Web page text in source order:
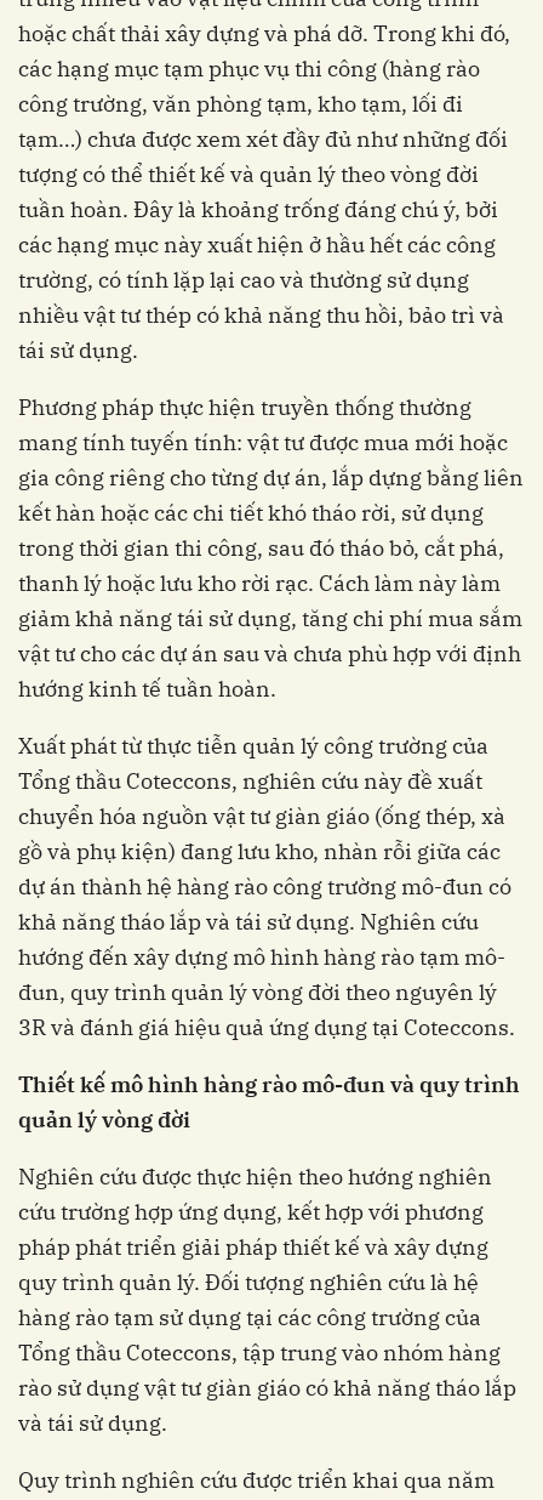
hoặc chất thải xây dựng và phá dỡ. Trong khi đó,
các hạng mục tạm phục vụ thi công (hàng rào
công trường, văn phòng tạm, kho tạm, lối đi
tạm…) chưa được xem xét đầy đủ như những đối
tượng có thể thiết kế và quản lý theo vòng đời
tuần hoàn. Đây là khoảng trống đáng chú ý, bởi
các hạng mục này xuất hiện ở hầu hết các công
trường, có tính lặp lại cao và thường sử dụng
nhiều vật tư thép có khả năng thu hồi, bảo trì và
tái sử dụng.
Phương pháp thực hiện truyền thống thường
mang tính tuyến tính: vật tư được mua mới hoặc
gia công riêng cho từng dự án, lắp dựng bằng liên
kết hàn hoặc các chi tiết khó tháo rời, sử dụng
trong thời gian thi công, sau đó tháo bỏ, cắt phá,
thanh lý hoặc lưu kho rời rạc. Cách làm này làm
giảm khả năng tái sử dụng, tăng chi phí mua sắm
vật tư cho các dự án sau và chưa phù hợp với định
hướng kinh tế tuần hoàn.
Xuất phát từ thực tiễn quản lý công trường của
Tổng thầu Coteccons, nghiên cứu này đề xuất
chuyển hóa nguồn vật tư giàn giáo (ống thép, xà
gồ và phụ kiện) đang lưu kho, nhàn rỗi giữa các
dự án thành hệ hàng rào công trường mô-đun có
khả năng tháo lắp và tái sử dụng. Nghiên cứu
hướng đến xây dựng mô hình hàng rào tạm mô-
đun, quy trình quản lý vòng đời theo nguyên lý
3R và đánh giá hiệu quả ứng dụng tại Coteccons.
Thiết kế mô hình hàng rào mô-đun và quy trình
quản lý vòng đời
Nghiên cứu được thực hiện theo hướng nghiên
cứu trường hợp ứng dụng, kết hợp với phương
pháp phát triển giải pháp thiết kế và xây dựng
quy trình quản lý. Đối tượng nghiên cứu là hệ
hàng rào tạm sử dụng tại các công trường của
Tổng thầu Coteccons, tập trung vào nhóm hàng
rào sử dụng vật tư giàn giáo có khả năng tháo lắp
và tái sử dụng.
Quy trình nghiên cứu được triển khai qua năm